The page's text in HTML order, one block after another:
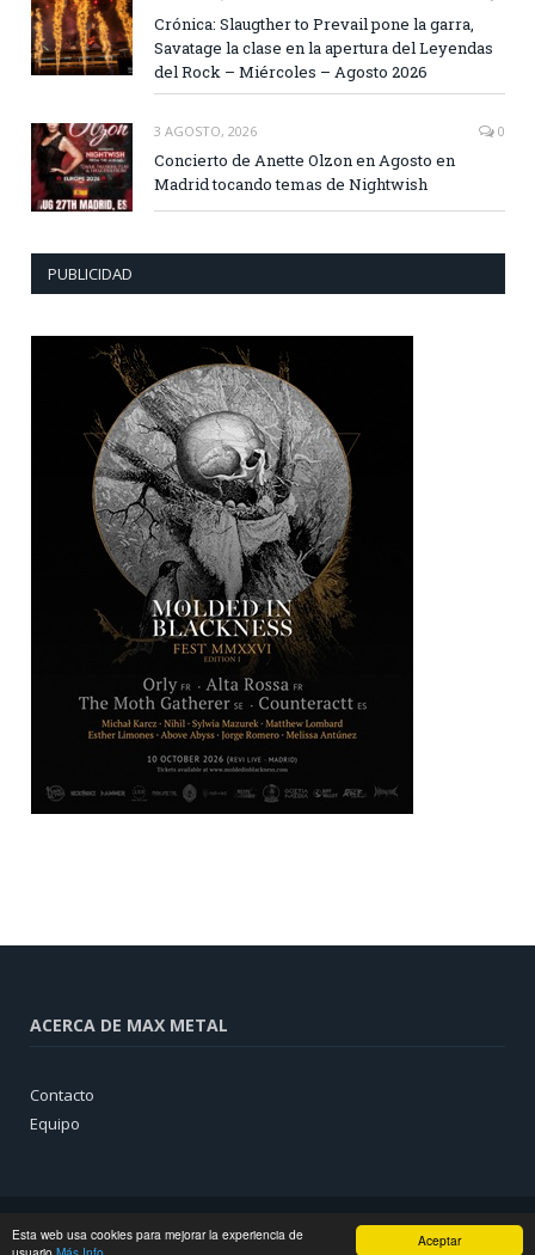
Aceptar
Esta web usa cookies para mejorar la experiencia de
Crónica: Slaugther to Prevail pone la garra,
Savatage la clase en la apertura del Leyendas
del Rock – Miércoles – Agosto 2026
3 AGOSTO, 2026 0
Concierto de Anette Olzon en Agosto en
Madrid tocando temas de Nightwish
PUBLICIDAD
ACERCA DE MAX METAL
Contacto
Equipo